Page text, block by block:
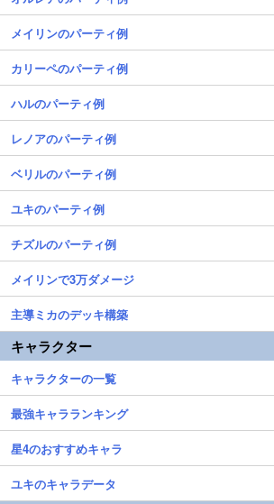
メイリンのパーティ例
カリーペのパーティ例
ハルのパーティ例
レノアのパーティ例
ベリルのパーティ例
ユキのパーティ例
チズルのパーティ例
メイリンで3万ダメージ
主導ミカのデッキ構築
キャラクター
キャラクターの一覧
最強キャラランキング
星4のおすすめキャラ
ユキのキャラデータ